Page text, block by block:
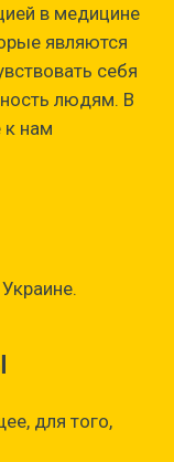
в медицине
являются
себя
людям. В
к нам
для того,